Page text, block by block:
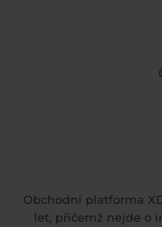
Obchodní platforma
let, přičemž nejde o